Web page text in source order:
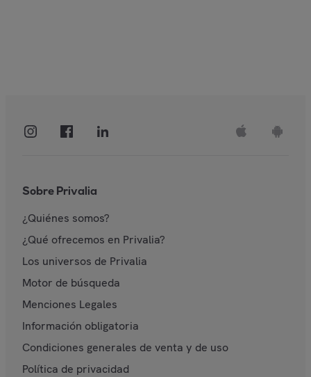
Sobre Privalia
¿Quiénes somos?
¿Qué ofrecemos en Privalia?
Los universos de Privalia
Motor de búsqueda
Menciones Legales
Información obligatoria
Condiciones generales de venta y de uso
Política de privacidad